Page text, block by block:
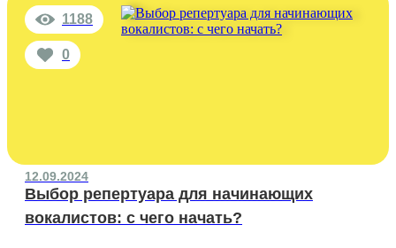
1188
0
12.09.2024
Выбор репертуара для начинающих
вокалистов: с чего начать?